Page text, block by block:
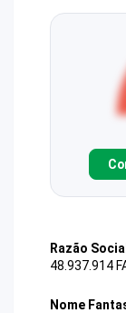
Razão Social
48.937.914
Nome